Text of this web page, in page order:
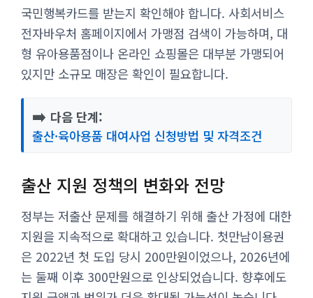
국민행복카드를 받는지 확인해야 합니다. 사회서비스
전자바우처 홈페이지에서 가맹점 검색이 가능하며, 대
형 유아용품점이나 온라인 쇼핑몰은 대부분 가맹되어
있지만 소규모 매장은 확인이 필요합니다.
➡️ 다음 단계:
출산·육아용품 대여사업 신청방법 및 자격조건
출산 지원 정책의 변화와 전망
정부는 저출산 문제를 해결하기 위해 출산 가정에 대한
지원을 지속적으로 확대하고 있습니다. 첫만남이용권
은 2022년 첫 도입 당시 200만원이었으나, 2026년에
는 둘째 이후 300만원으로 인상되었습니다. 향후에도